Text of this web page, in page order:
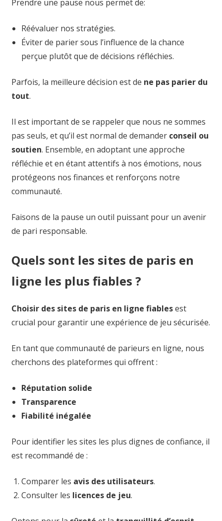
Prendre une pause nous permet de:
Réévaluer nos stratégies.
Éviter de parier sous l’influence de la chance
perçue plutôt que de décisions réfléchies.
Parfois, la meilleure décision est de ne pas parier du
tout.
Il est important de se rappeler que nous ne sommes
pas seuls, et qu’il est normal de demander conseil ou
soutien. Ensemble, en adoptant une approche
réfléchie et en étant attentifs à nos émotions, nous
protégeons nos finances et renforçons notre
communauté.
Faisons de la pause un outil puissant pour un avenir
de pari responsable.
Quels sont les sites de paris en
ligne les plus fiables ?
Choisir des sites de paris en ligne fiablesest
crucial pour garantir une expérience de jeu sécurisée.
En tant que communauté de parieurs en ligne, nous
cherchons des plateformes qui offrent :
Réputation solide
Transparence
Fiabilité inégalée
Pour identifier les sites les plus dignes de confiance, il
est recommandé de :
Comparer les avis des utilisateurs.
Consulter les licences de jeu.